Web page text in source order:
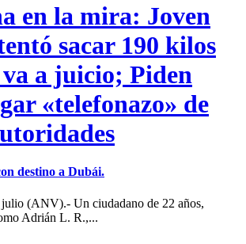
en la mira: Joven
sacar 190 kilos
a juicio; Piden
«telefonazo» de
destino a Dubái.
julio (ANV).- Un ciudadano de 22 años,
Adrián L. R.,...